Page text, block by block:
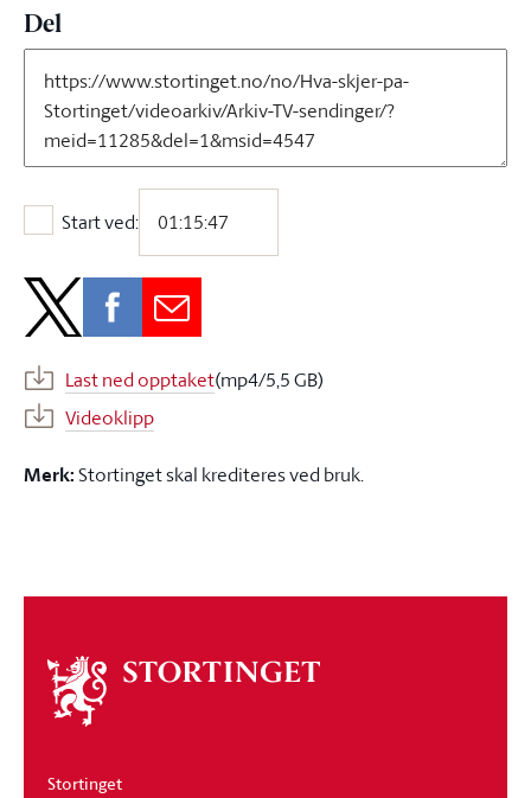
Del
Start ved:
Start ved:
Last ned opptaket(mp4/5,5 GB)
Videoklipp
Merk:Stortinget skal krediteres ved bruk.
Om
stortinget
Stortinget